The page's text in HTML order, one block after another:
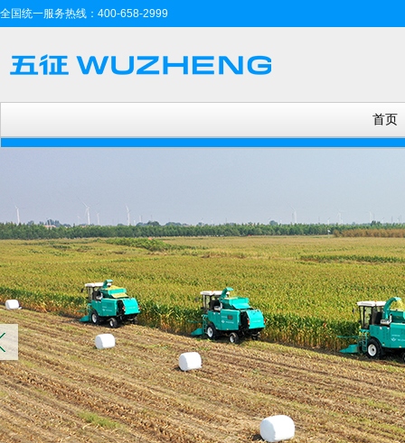
全国统一服务热线：400-658-2999
首页